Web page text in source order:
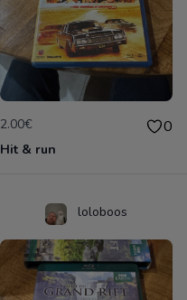
2.00€ 0
Hit & run
loloboos